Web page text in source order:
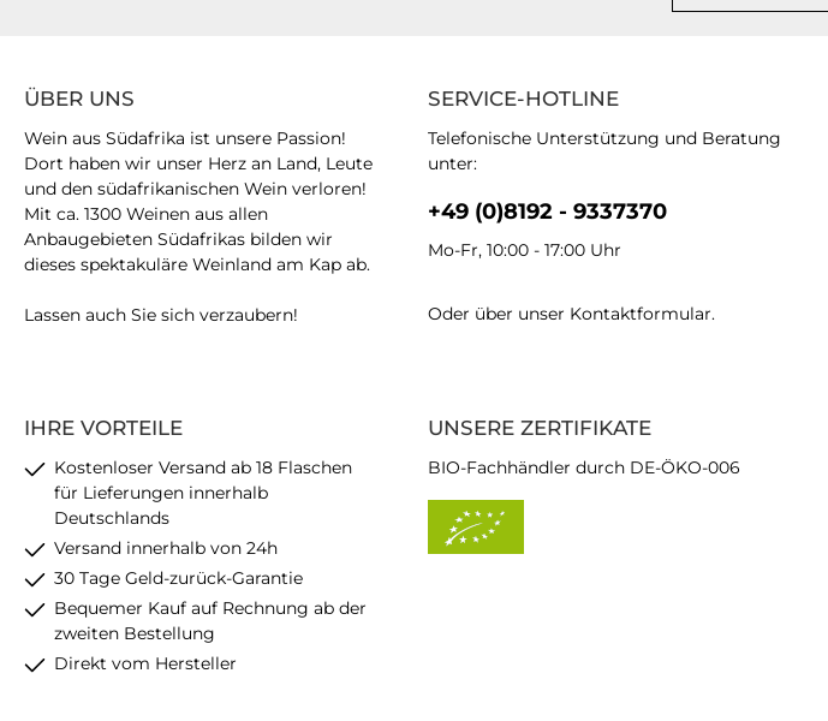
SERVICE-HOTLINE
Telefonische Unterstützung und Beratung
unter:
+49 (0)8192 - 9337370
Mo-Fr, 10:00 - 17:00 Uhr
Oder über unser Kontaktformular.
IHRE VORTEILE
Kostenloser Versand ab 18 Flaschen
für Lieferungen innerhalb
Deutschlands
Versand innerhalb von 24h
30 Tage Geld-zurück-Garantie
Bequemer Kauf auf Rechnung ab der
zweiten Bestellung
Direkt vom Hersteller
ÜBER UNS
Wein aus Südafrika ist unsere Passion!
Dort haben wir unser Herz an Land, Leute
und den südafrikanischen Wein verloren!
Mit ca. 1300 Weinen aus allen
Anbaugebieten Südafrikas bilden wir
dieses spektakuläre Weinland am Kap ab.
Lassen auch Sie sich verzaubern!
UNSERE ZERTIFIKATE
BIO-Fachhändler durch DE-ÖKO-006